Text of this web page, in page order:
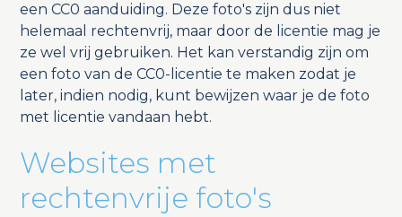
een CC0 aanduiding. Deze foto's zijn dus niet
helemaal rechtenvrij, maar door de licentie mag je
ze wel vrij gebruiken. Het kan verstandig zijn om
een foto van de CC0-licentie te maken zodat je
later, indien nodig, kunt bewijzen waar je de foto
met licentie vandaan hebt.
Websites met
rechtenvrije foto's